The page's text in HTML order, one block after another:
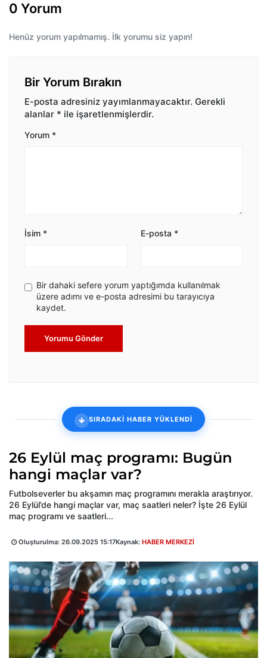
0 Yorum
Henüz yorum yapılmamış. İlk yorumu siz yapın!
Bir Yorum Bırakın
E-posta adresiniz yayımlanmayacaktır. Gerekli
alanlar * ile işaretlenmişlerdir.
Yorum *
İsim * E-posta *
Bir dahaki sefere yorum yaptığımda kullanılmak
üzere adımı ve e-posta adresimi bu tarayıcıya
kaydet.
Yorumu Gönder
SIRADAKİ HABER YÜKLENDİ
26 Eylül maç programı: Bugün
hangi maçlar var?
Futbolseverler bu akşamın maç programını merakla araştırıyor.
26 Eylül’de hangi maçlar var, maç saatleri neler? İşte 26 Eylül
maç programı ve saatleri...
Oluşturulma: 26.09.2025 15:17Kaynak: HABER MERKEZİ